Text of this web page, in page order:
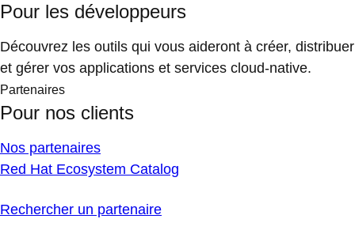
Pour les développeurs
Découvrez les outils qui vous aideront à créer, distribuer
et gérer vos applications et services cloud-native.
Partenaires
Pour nos clients
Nos partenaires
Red Hat Ecosystem Catalog
Rechercher un partenaire